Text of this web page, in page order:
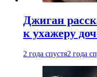
Джиган
к ухажеру
2 года спустя2 года